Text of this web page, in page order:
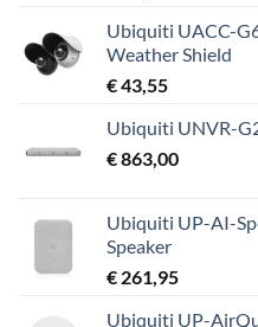
Ubiquiti UACC-
Weather Shield
€43,55
Ubiquiti UNVR-
€863,00
Ubiquiti UP-AI-
Speaker
€ 261,95
Ubiquiti UP-